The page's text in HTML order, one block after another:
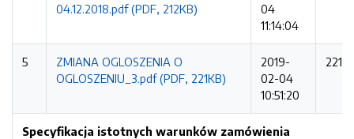
04.12.2018.pdf (PDF, 212KB)
04
11:14:04
5
ZMIANA OGLOSZENIA O
OGLOSZENIU_3.pdf (PDF, 221KB)
2019-
02-04
10:51:20
Specyfikacja istotnych warunków zamówienia